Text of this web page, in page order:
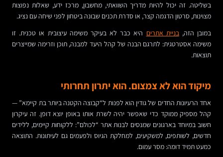
בשליטה. זה יכול להיות מדריך השוואתי, מחשבון, מרכז ידע, שאלות נפוצות
מצוינות, סרטון הדגמה קצר, או סדרת תכנים שבונה ביטחון לפני שיחה עם נציג.
במובן הזה,בניית אתרים היא כבר לא בעיקר משימה עיצובית או טכנית. זו
משימה אסטרטגית: לתרגם הבנה של קהל היעד למבנה, תוכן וזרימה שמייצרים
תוצאות.
מיקוד הוא לא צמצום. הוא יתרון תחרותי
אחד הרעיונות החדים של גודין הוא לפנות ל“קבוצה הקטנה ביותר בת קיימא” —
קהל מספיק ממוקד כדי שאפשר יהיה לשרת אותו באופן יוצא דופן. זה עיקרון
חשוב במיוחד בארגונים שמנסים לבנות אתר “לכולם”: ללקוחות קיימים, ללידים
חדשים, לשותפים, למשקיעים, למחלקת הגיוס ולפעמים גם לעיתונות. התוצאה
כמעט תמיד דומה: מסר עמום.